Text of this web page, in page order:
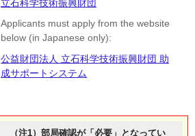
立石科学技術振興財団
Applicants must apply from the website
below (in Japanese only):
公益財団法人 立石科学技術振興財団 助
成サポートシステム
（注1）部局確認が「必要」となってい